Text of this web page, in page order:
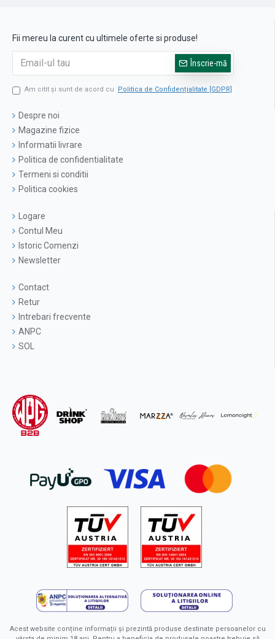
Fii mereu la curent cu ultimele oferte si produse!
Înscrie-mă
Am citit şi sunt de acord cu Politica de Confidențialitate [GDPR]
Despre noi
Magazine fizice
Informatii livrare
Politica de confidentialitate
Termeni si conditii
Politica cookies
Logare
Contul Meu
Istoric Comenzi
Newsletter
Contact
Retur
Intrebari frecvente
ANPC
SOL
Acest website conține informații și prezintă produse destinate persoanelor cu